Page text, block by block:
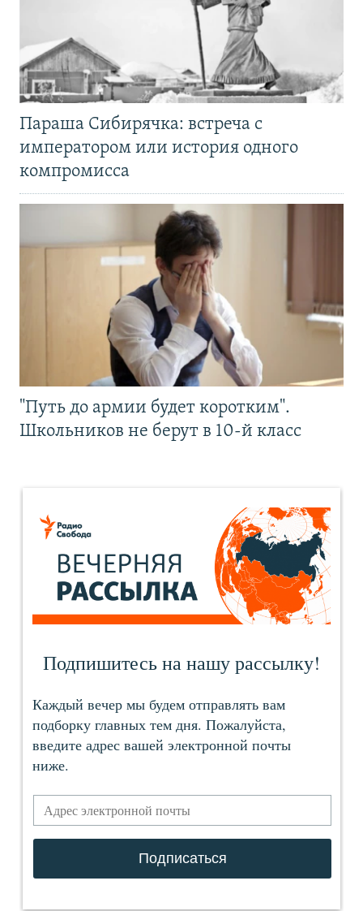
Параша Сибирячка: встреча с
императором или история одного
компромисса
"Путь до армии будет коротким".
Школьников не берут в 10-й класс